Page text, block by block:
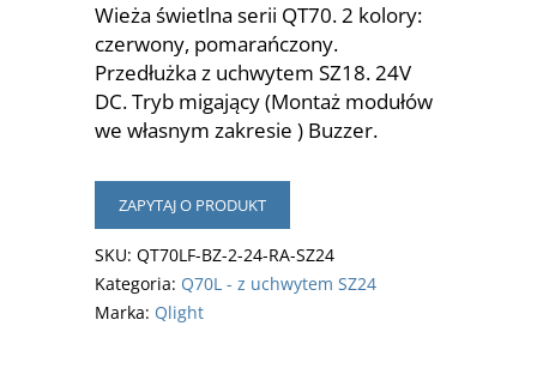
Wieża świetlna serii QT70. 2 kolory:
czerwony, pomarańczony.
Przedłużka z uchwytem SZ18. 24V
DC. Tryb migający (Montaż modułów
we własnym zakresie ) Buzzer.
ZAPYTAJ O PRODUKT
SKU: QT70LF-BZ-2-24-RA-SZ24
Kategoria: Q70L - z uchwytem SZ24
Marka: Qlight